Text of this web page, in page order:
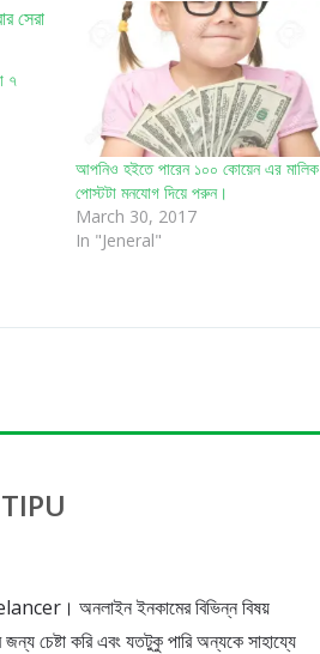
৭
আপনিও হইতে পারেন ১০০ কোয়েন এর মালিক
পোস্টটা মনযোগ দিয়ে পরুন।
March 30, 2017
In "Jeneral"
অনলাইন ইনকামের বিভিন্ন বিষয়
চেষ্টা করি এবং যতটুকু পারি অন্যকে সাহায্যে